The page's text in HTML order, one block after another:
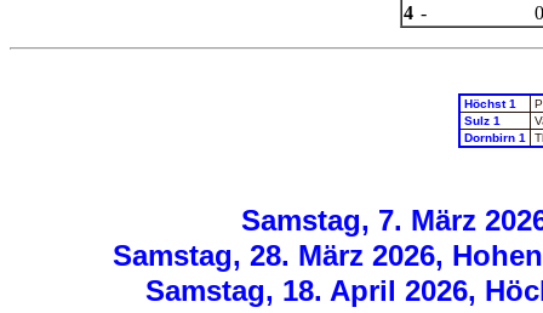
4 - 0
Höchst 1
Sulz 1
Dornbirn 1
Samstag, 7. März
Samstag, 28. März 2026,
Samstag, 18. April 2026,